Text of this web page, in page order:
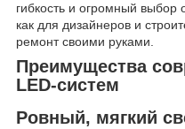
гибкость и огромный выбор
как для дизайнеров и
ремонт своими руками.
Преимущества
LED-систем
Ровный, мягкий